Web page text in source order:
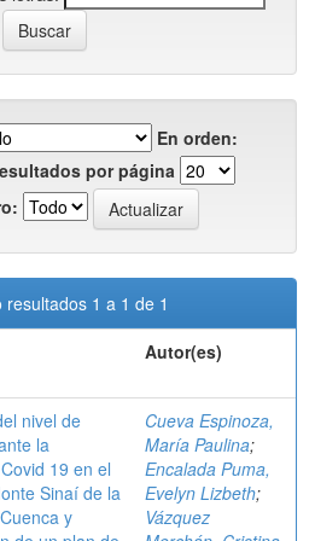
En orden:
por página
resultados 1 a 1 de 1
Autor(es)
nivel de
la
19 en el
Sinaí de la
y
Cueva Espinoza,
María Paulina;
Encalada Puma,
Evelyn Lizbeth;
Vázquez